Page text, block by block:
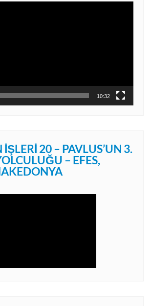
10:32
İŞLERI 20 – PAVLUS’UN 3.
– EFES,